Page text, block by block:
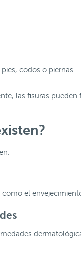
codos o piernas.
las fisuras
el